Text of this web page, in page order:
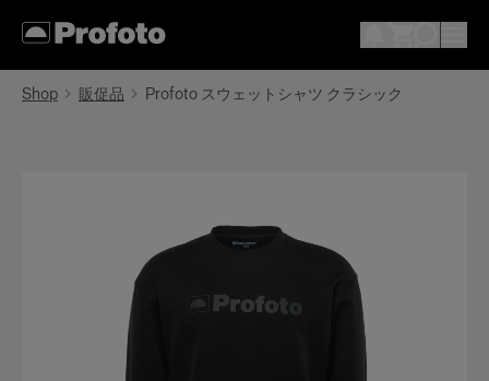
Shop 販促品 Profoto スウェットシャツ クラシック